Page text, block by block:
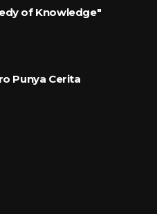
of Knowledge"
Punya Cerita